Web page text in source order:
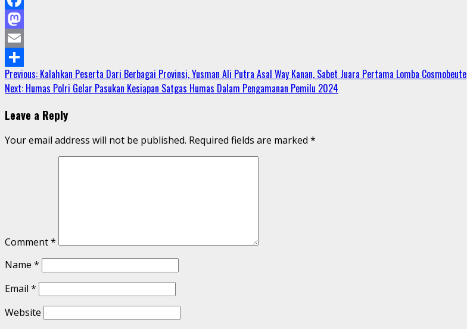
Facebook
Mastodon
Email
Share
Continue
Reading
Previous: Kalahkan Peserta Dari Berbagai Provinsi, Yusman Ali Putra Asal Way Kanan, Sabet Juara Pertama Lomba Cosmobeute
Next: Humas Polri Gelar Pasukan Kesiapan Satgas Humas Dalam Pengamanan Pemilu 2024
Leave a Reply
Your email address will not be published. Required fields are marked *
Comment*
Name *
Email *
Website